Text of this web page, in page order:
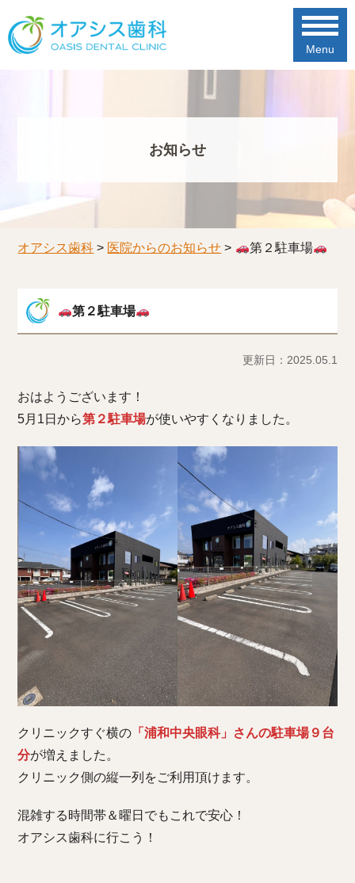
Menu
お知らせ
オアシス歯科 > 医院からのお知らせ > 第２駐車場
第２駐車場
更新日：2025.05.1
おはようございます！
5月1日から第２駐車場が使いやすくなりました。
クリニックすぐ横の 「浦和中央眼科」さんの駐車場９台
分が増えました。
クリニック側の縦一列をご利用頂けます。
混雑する時間帯＆曜日でもこれで安心！
オアシス歯科に行こう！